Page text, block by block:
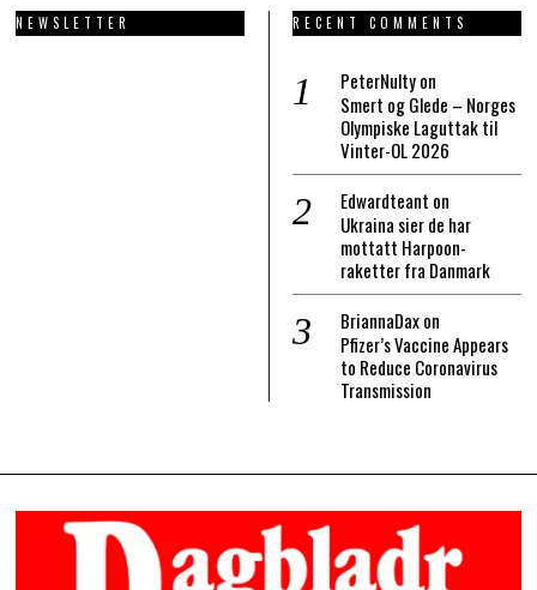
NEWSLETTER RECENT COMMENTS
PeterNultyon
Smert og Glede – Norges
Olympiske Laguttak til
Vinter-OL 2026
Edwardteant on
Ukraina sier de har
mottatt Harpoon-
raketter fra Danmark
BriannaDaxon
Pfizer’s Vaccine Appears
to Reduce Coronavirus
Transmission